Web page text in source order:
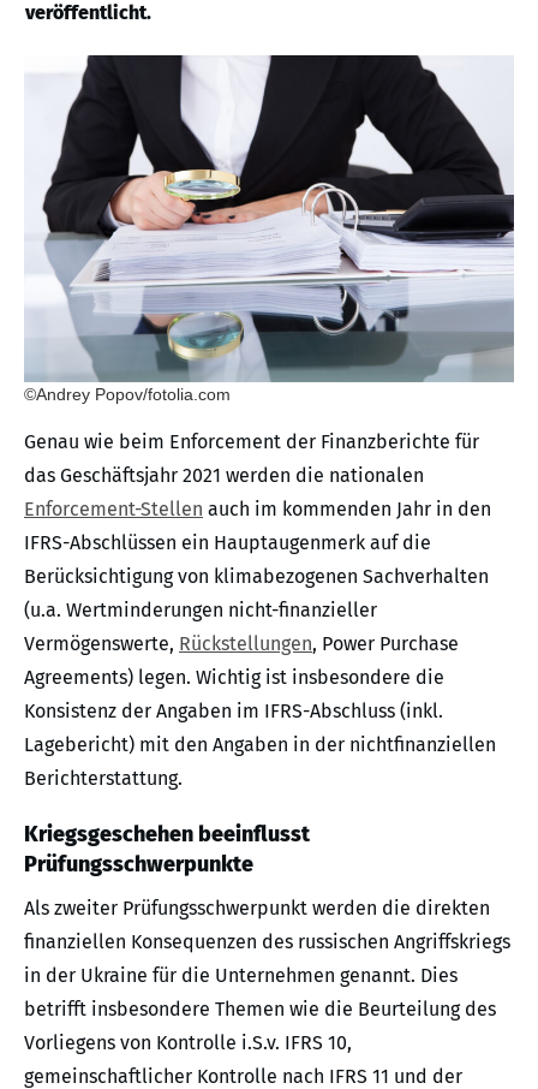
veröffentlicht.
©Andrey Popov/fotolia.com
Genau wie beim Enforcement der Finanzberichte für
das Geschäftsjahr 2021 werden die nationalen
Enforcement-Stellen auch im kommenden Jahr in den
IFRS-Abschlüssen ein Hauptaugenmerk auf die
Berücksichtigung von klimabezogenen Sachverhalten
(u.a. Wertminderungen nicht-finanzieller
Vermögenswerte, Rückstellungen, Power Purchase
Agreements) legen. Wichtig ist insbesondere die
Konsistenz der Angaben im IFRS-Abschluss (inkl.
Lagebericht) mit den Angaben in der nichtfinanziellen
Berichterstattung.
Kriegsgeschehen beeinflusst
Prüfungsschwerpunkte
Als zweiter Prüfungsschwerpunkt werden die direkten
finanziellen Konsequenzen des russischen Angriffskriegs
in der Ukraine für die Unternehmen genannt. Dies
betrifft insbesondere Themen wie die Beurteilung des
Vorliegens von Kontrolle i.S.v. IFRS 10,
gemeinschaftlicher Kontrolle nach IFRS 11 und der